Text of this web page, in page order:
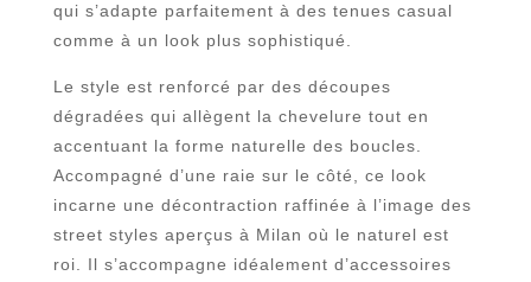
qui s’adapte parfaitement à des tenues casual
comme à un look plus sophistiqué.
Le style est renforcé par des découpes
dégradées qui allègent la chevelure tout en
accentuant la forme naturelle des boucles.
Accompagné d’une raie sur le côté, ce look
incarne une décontraction raffinée à l’image des
street styles aperçus à Milan où le naturel est
roi. Il s’accompagne idéalement d’accessoires